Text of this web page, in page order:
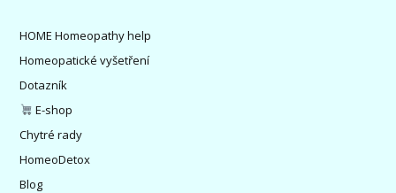
HOME Homeopathy help
Homeopatické vyšetření
Dotazník
E-shop
Chytré rady
HomeoDetox
Blog